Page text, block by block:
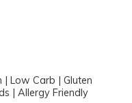
| Low Carb | Gluten
| Allergy Friendly